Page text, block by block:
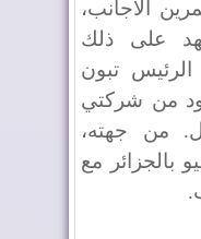
الأجانب،
على ذلك
الرئيس تبون
مع وفود من شركتي
من جهته،
في 27 يوليو بالجزائر مع